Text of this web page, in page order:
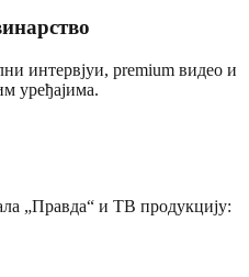
интервјуи, premium видео и
уређајима.
„Правда“ и ТВ продукцију: